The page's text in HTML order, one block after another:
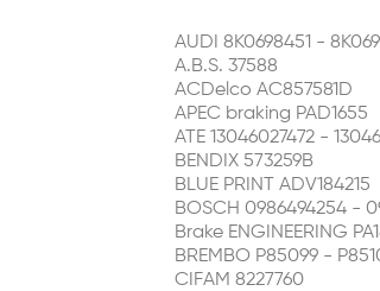
AUDI 8K0698451 -
A.B.S. 37588
ACDelco AC857581D
APEC braking PAD1655
ATE 13046027472 -
BENDIX 573259B
BLUE PRINT ADV184215
BOSCH 0986494254 -
Brake ENGINEERING
BREMBO P85099 -
CIFAM 8227760